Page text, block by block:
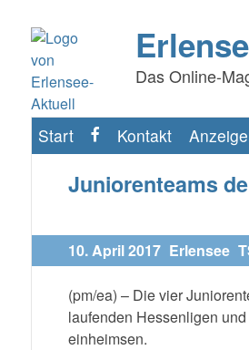
Das Online-
Start f Kontakt
Juniorenteams
10. April 2017 Erlensee
(pm/ea) – Die vier
laufenden Hessenligen
einheimsen.